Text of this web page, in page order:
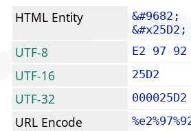
HTML Entity
&#9682;
&#x25D2;
UTF-8 E2 97 92
UTF-16 25D2
UTF-32 000025D2
URL Encode